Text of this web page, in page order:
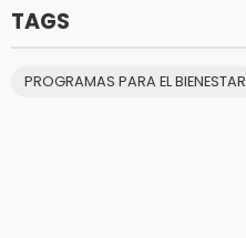
TAGS
PROGRAMAS PARA EL BIENESTAR